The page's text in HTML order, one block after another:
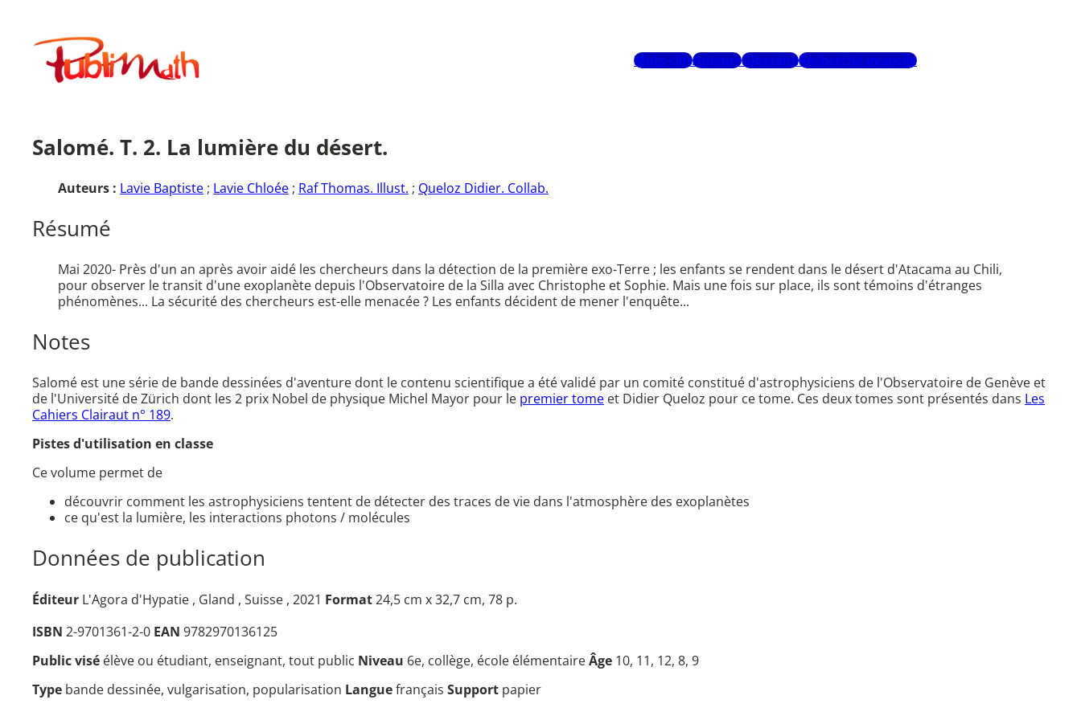
contenuPublimath
Mots-clésAuteursGlossaireRecherche avancée
Salomé. T. 2. La lumière du désert.
Auteurs : Lavie Baptiste ; Lavie Chloée ; Raf Thomas. Illust. ; Queloz Didier. Collab.
Résumé
Mai 2020- Près d'un an après avoir aidé les chercheurs dans la détection de la première exo-Terre ; les enfants se rendent dans le désert d'Atacama au Chili,
pour observer le transit d'une exoplanète depuis l'Observatoire de la Silla avec Christophe et Sophie. Mais une fois sur place, ils sont témoins d'étranges
phénomènes... La sécurité des chercheurs est-elle menacée ? Les enfants décident de mener l'enquête...
Notes
Salomé est une série de bande dessinées d'aventure dont le contenu scientifique a été validé par un comité constitué d'astrophysiciens de l'Observatoire de Genève et
de l'Université de Zürich dont les 2 prix Nobel de physique Michel Mayor pour le premier tome et Didier Queloz pour ce tome. Ces deux tomes sont présentés dans Les
Cahiers Clairaut n° 189.
Pistes d'utilisation en classe
Ce volume permet de
découvrir comment les astrophysiciens tentent de détecter des traces de vie dans l'atmosphère des exoplanètes
ce qu'est la lumière, les interactions photons / molécules
Données de publication
Éditeur L'Agora d'Hypatie , Gland , Suisse , 2021 Format24,5 cm x 32,7 cm, 78 p.
ISBN 2-9701361-2-0 EAN 9782970136125
Public visé élève ou étudiant, enseignant, tout public Niveau 6e, collège, école élémentaireÂge 10, 11, 12, 8, 9
Type bande dessinée, vulgarisation, popularisation Languefrançais Support papier